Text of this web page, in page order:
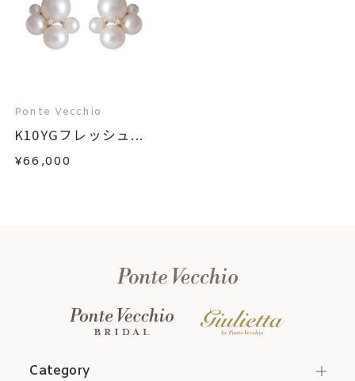
Ponte Vecchio
K10YGフレッシュ...
¥66,000
Category